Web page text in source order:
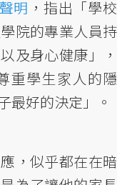
明 ，指出「學校
院的專業人員持
及身心健康」，
重學生家人的隱
最好的決定」。
，似乎都在在暗